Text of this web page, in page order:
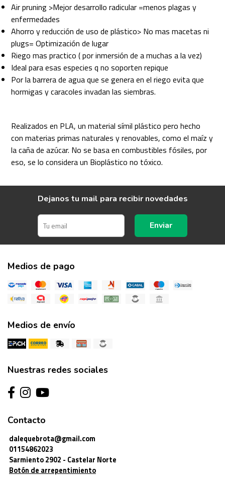
Air pruning >Mejor desarrollo radicular =menos plagas y
enfermedades
Ahorro y reducción de uso de plástico> No mas macetas ni
plugs= Optimización de lugar
Riego mas practico ( por inmersión de a muchas a la vez)
Ideal para esas especies q no soporten repique
Por la barrera de agua que se genera en el riego evita que
hormigas y caracoles invadan las siembras.
Realizados en PLA, un material símil plástico pero hecho
con materias primas naturales y renovables, como el maíz y
la caña de azúcar. No se basa en combustibles fósiles, por
eso, se lo considera un Bioplástico no tóxico.
Dejanos tu mail para recibir novedades
Enviar
Medios de pago
Medios de envío
Nuestras redes sociales
Contacto
dalequebrota@gmail.com
01154862023
Sarmiento 2902 - Castelar Norte
Botón de arrepentimiento